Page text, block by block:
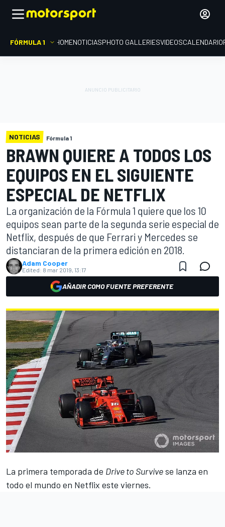
FÓRMULA 1 HOMENOTICIASPHOTO GALLERIESVIDEOSCALENDARIO
NOTICIAS Fórmula 1
BRAWN QUIERE A TODOS LOS
EQUIPOS EN EL SIGUIENTE
ESPECIAL DE NETFLIX
La organización de la Fórmula 1 quiere que los 10
equipos sean parte de la segunda serie especial de
Netflix, después de que Ferrari y Mercedes se
distanciaran de la primera edición en 2018.
Adam Cooper
Edited: 8 mar 2019, 13:17
AÑADIR COMO FUENTE PREFERENTE
La primera temporada de Drive to Survivese lanza en
todo el mundo en Netflix este viernes.